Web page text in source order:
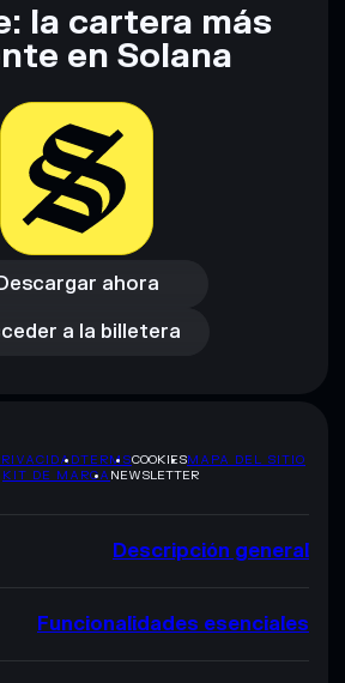
la cartera más
en Solana
Descargar ahora
ahora
a la billetera
a la billetera
TERMSCOOKIESMAPA DEL SITIO
KIT DE MARCA NEWSLETTER
Descripción general
Funcionalidades esenciales